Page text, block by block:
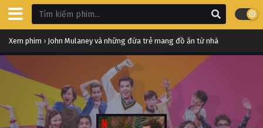
Xem phim › John Mulaney và những đứa trẻ mang đồ ăn từ nhà